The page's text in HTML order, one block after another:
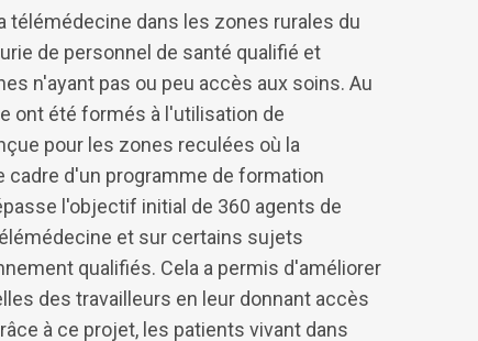
télémédecine dans les zones rurales du
de personnel de santé qualifié et
n'ayant pas ou peu accès aux soins. Au
ont été formés à l'utilisation de
pour les zones reculées où la
d'un programme de formation
l'objectif initial de 360 agents de
et sur certains sujets
qualifiés. Cela a permis d'améliorer
des travailleurs en leur donnant accès
à ce projet, les patients vivant dans